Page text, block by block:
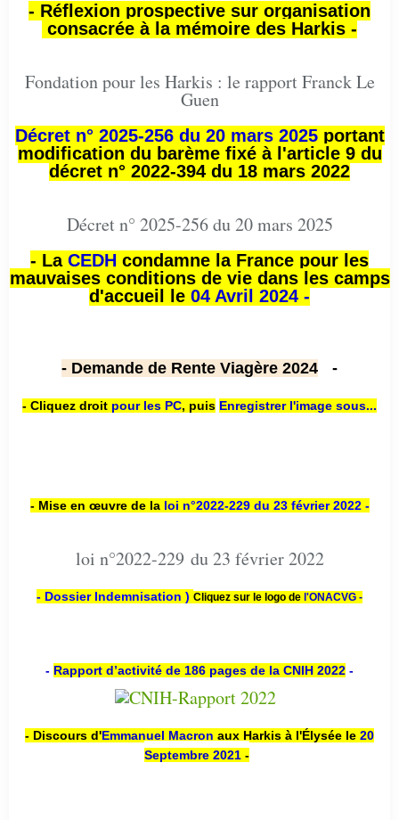
- Réflexion prospective sur organisation
consacrée à la mémoire des Harkis -
Fondation pour les Harkis : le rapport Franck Le
Guen
Décret n° 2025-256 du 20 mars 2025portant
modification du barème fixé à l'article 9 du
décret n° 2022-394 du 18 mars 2022
Décret n° 2025-256 du 20 mars 2025
- La CEDH condamne la France pour les
mauvaises conditions de vie dans les camps
d'accueil le 04 Avril 2024 -
- Demande de Rente Viagère 2024 -
- Cliquez droit pour les PC, puis Enregistrer l'image sous...
- Mise en œuvre de la loi n°2022-229 du 23 février 2022 -
loi n°2022-229 du 23 février 2022
- Dossier Indemnisation ) Cliquez sur le logo de l'ONACVG -
- Rapport d’activité de 186 pages de la CNIH 2022 -
- Discours d'Emmanuel Macron aux Harkis à l'Élysée le 20
Septembre 2021 -